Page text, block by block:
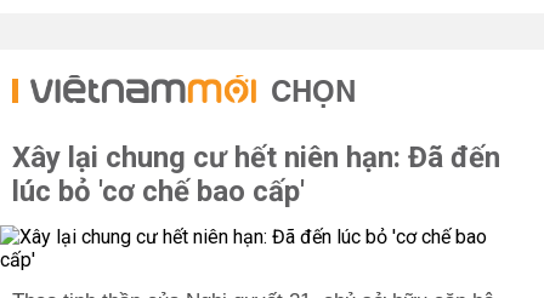
CHỌN
Xây lại chung cư hết niên hạn: Đã đến
lúc bỏ 'cơ chế bao cấp'